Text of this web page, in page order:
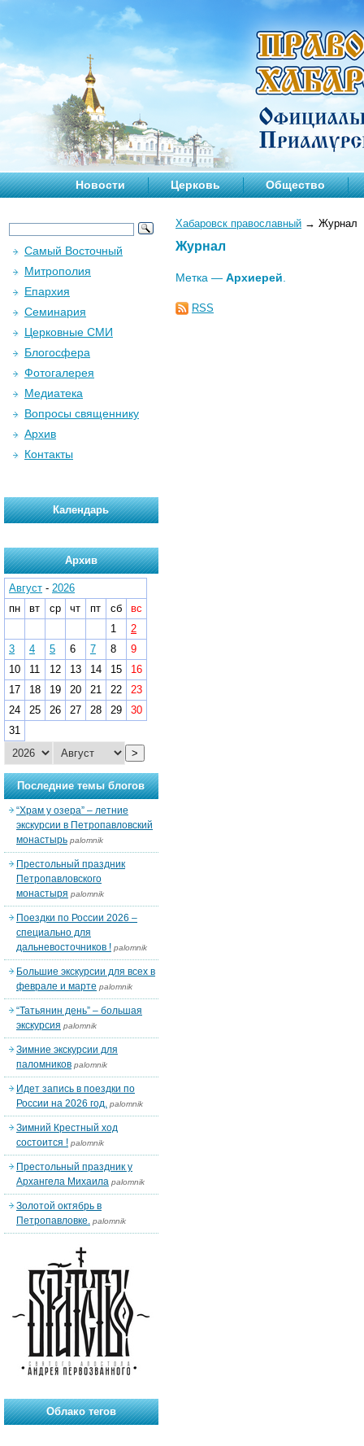
Новости Церковь Общество
Хабаровск православный → Журнал
Журнал
Метка — Архиерей
RSS
Самый Восточный
Митрополия
Епархия
Семинария
Церковные СМИ
Блогосфера
Фотогалерея
Медиатека
Вопросы священнику
Архив
Контакты
Календарь
Архив
Август - 2026
пн
вт ср чт пт сб
вс
1
2
3
4 5 6 7 8
9
10
11 12 13 14 15
16
17
18 19 20 21 22
23
24
25 26 27 28 29
30
31
>
Последние темы блогов
“Храм у озера” – летние
экскурсии в Петропавловский
монастырь palomnik
Престольный праздник
Петропавловского
монастыря palomnik
Поездки по России 2026 –
специально для
дальневосточников ! palomnik
Большие экскурсии для всех в
феврале и марте palomnik
“Татьянин день” – большая
экскурсия palomnik
Зимние экскурсии для
паломников palomnik
Идет запись в поездки по
России на 2026 год. palomnik
Зимний Крестный ход
состоится ! palomnik
Престольный праздник у
Архангела Михаила palomnik
Золотой октябрь в
Петропавловке. palomnik
Облако тегов